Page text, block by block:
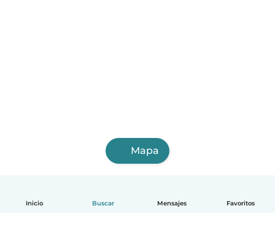
Inicio Buscar Mensajes Favoritos
Mapa